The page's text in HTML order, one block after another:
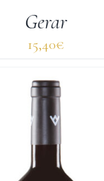
Gerar
15,40€